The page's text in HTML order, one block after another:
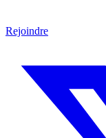
Rejoindre